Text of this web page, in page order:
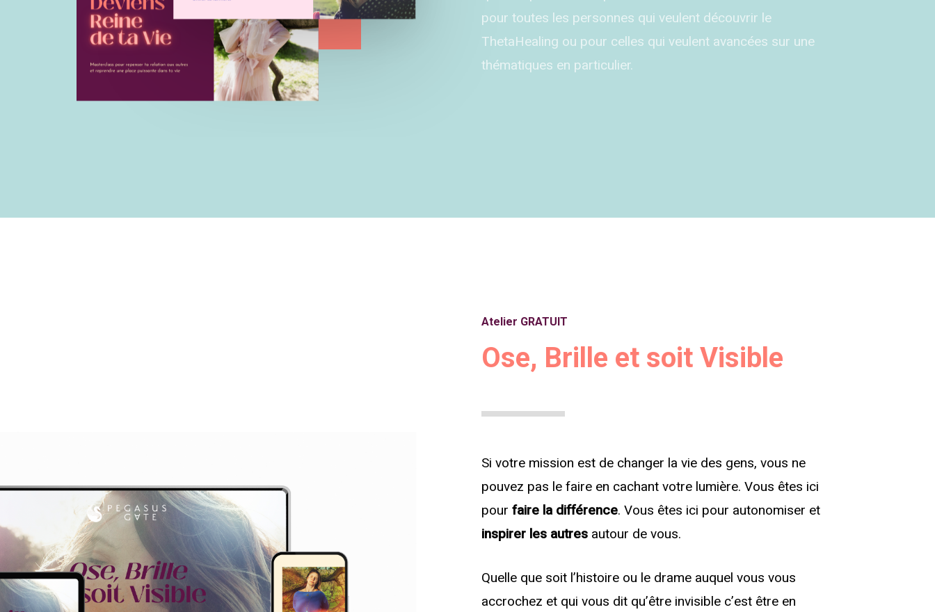
pour toutes les personnes qui veulent découvrir le
ThetaHealing ou pour celles qui veulent avancées sur une
thématiques en particulier.
Atelier GRATUIT
Ose, Brille et soit Visible
Si votre mission est de changer la vie des gens, vous ne
pouvez pas le faire en cachant votre lumière. Vous êtes ici
pour faire la différence. Vous êtes ici pour autonomiser et
inspirer les autres autour de vous.
Quelle que soit l’histoire ou le drame auquel vous vous
accrochez et qui vous dit qu’être invisible c’est être en